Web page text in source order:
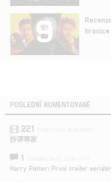
9
POSLEDNÍ KOMENTOVANÉ
221
拆彈專家
1
Harry Potter: První trailer